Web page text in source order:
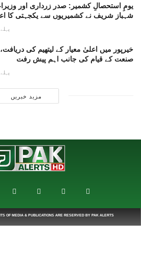
یومِ استحصالِ کشمیر: صدر زرداری اور
شہباز شریف نے کشمیریوں سے یکجہتی کا
20 HOURS پہلے
خیرپور میں اعلیٰ معیار کے لیتھیم کی
صنعت کے قیام کی جانب اہم پیش رفت
20 HOURS پہلے
مزید خبریں
OF MEDIA & PUBLICATIONS ARE RESERVED BY PAK ALERTS